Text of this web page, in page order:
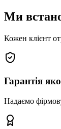
Ми
Кожен клієнт
Гарантія
Надаємо